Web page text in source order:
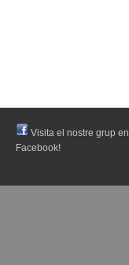
Visita el nostre grup en
Facebook!